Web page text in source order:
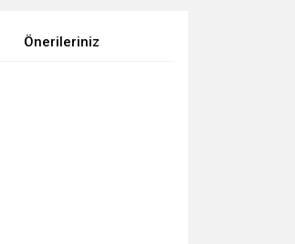
Önerileriniz